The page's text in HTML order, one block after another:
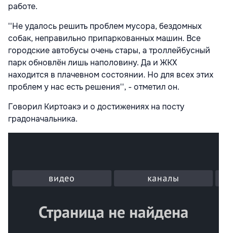
работе.
''Не удалось решить проблем мусора, бездомных
собак, неправильно припаркованных машин. Все
городские автобусы очень стары, а троллейбусный
парк обновлён лишь наполовину. Да и ЖКХ
находится в плачевном состоянии. Но для всех этих
проблем у нас есть решения'', - отметил он.
Говорил Киртоакэ и о достижениях на посту
градоначальника.